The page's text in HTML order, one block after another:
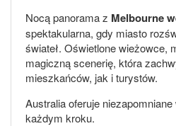
Nocą panorama z Melbourne
spektakularna, gdy miasto
świateł. Oświetlone wieżowce,
magiczną scenerię, która
mieszkańców, jak i turystów.
Australia oferuje
każdym kroku.